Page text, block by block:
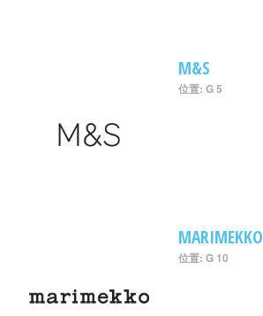
M&S
位置: G 5
MARIMEKKO
位置: G 10